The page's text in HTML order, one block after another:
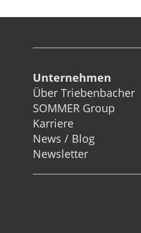
Unternehmen
Über Triebenbacher
SOMMER Group
Karriere
News / Blog
Newsletter